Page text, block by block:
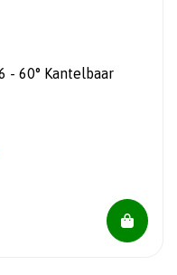
Uebler i21s Fietsendrager 2026 - 60° Kantelbaar